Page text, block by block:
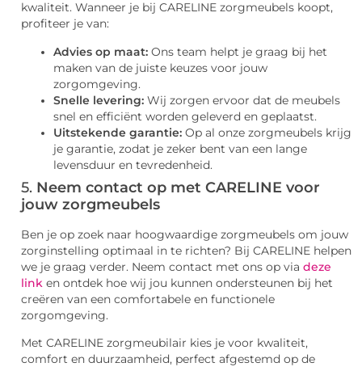
kwaliteit. Wanneer je bij CARELINE zorgmeubels koopt,
profiteer je van:
Advies op maat: Ons team helpt je graag bij het
maken van de juiste keuzes voor jouw
zorgomgeving.
Snelle levering: Wij zorgen ervoor dat de meubels
snel en efficiënt worden geleverd en geplaatst.
Uitstekende garantie: Op al onze zorgmeubels krijg
je garantie, zodat je zeker bent van een lange
levensduur en tevredenheid.
5. Neem contact op met CARELINE voor
jouw zorgmeubels
Ben je op zoek naar hoogwaardige zorgmeubels om jouw
zorginstelling optimaal in te richten? Bij CARELINE helpen
we je graag verder. Neem contact met ons op via deze
link en ontdek hoe wij jou kunnen ondersteunen bij het
creëren van een comfortabele en functionele
zorgomgeving.
Met CARELINE zorgmeubilair kies je voor kwaliteit,
comfort en duurzaamheid, perfect afgestemd op de